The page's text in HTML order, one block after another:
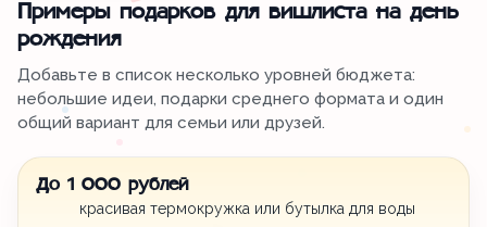
Примеры подарков для вишлиста на день
рождения
Добавьте в список несколько уровней бюджета:
небольшие идеи, подарки среднего формата и один
общий вариант для семьи или друзей.
До 1 000 рублей
красивая термокружка или бутылка для воды